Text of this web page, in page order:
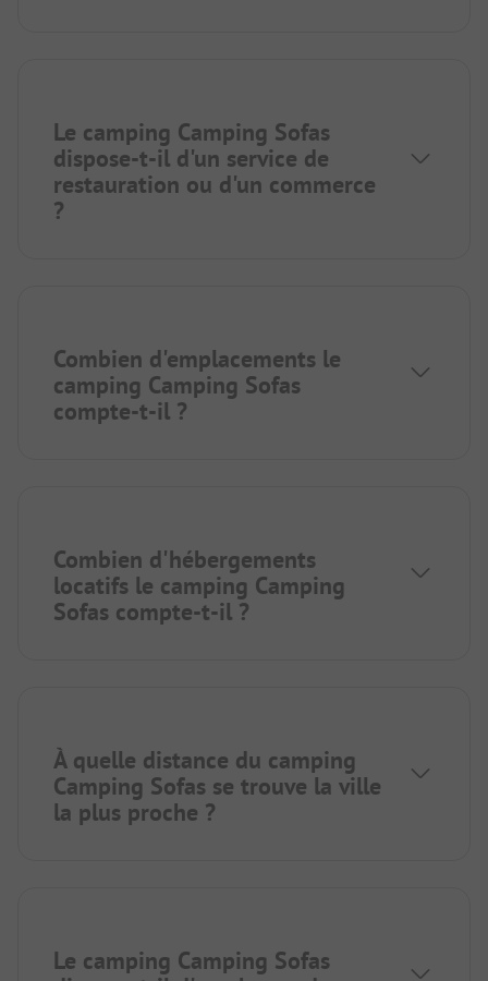
Le camping Camping Sofas
dispose-t-il d'un service de
restauration ou d'un commerce
?
Combien d'emplacements le
camping Camping Sofas
compte-t-il ?
Combien d'hébergements
locatifs le camping Camping
Sofas compte-t-il ?
À quelle distance du camping
Camping Sofas se trouve la ville
la plus proche ?
Le camping Camping Sofas